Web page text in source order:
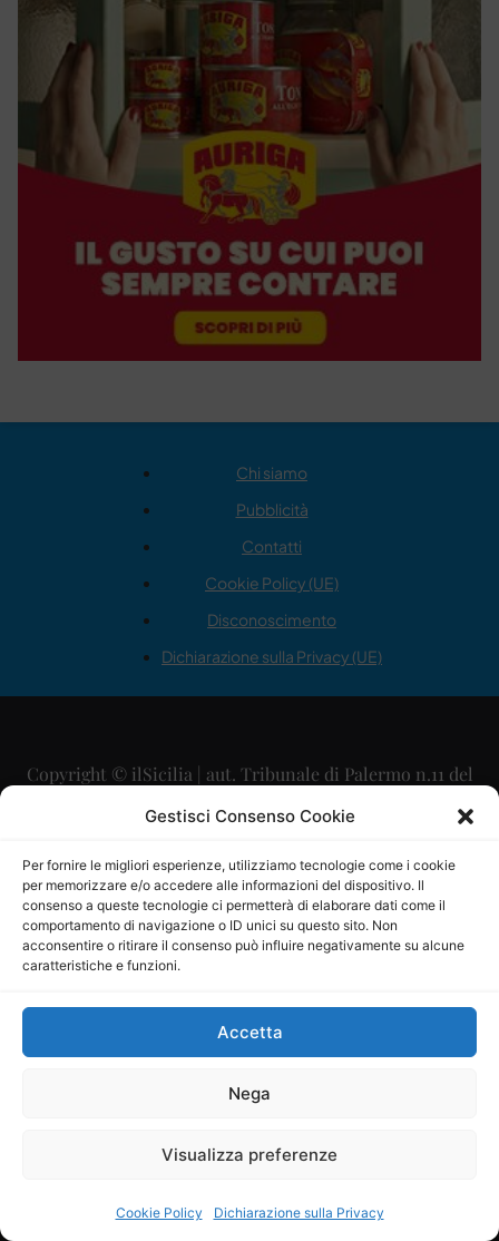
Gestisci Consenso Cookie
Per fornire le migliori esperienze, utilizziamo tecnologie come i cookie
per memorizzare e/o accedere alle informazioni del dispositivo. Il
consenso a queste tecnologie ci permetterà di elaborare dati come il
comportamento di navigazione o ID unici su questo sito. Non
acconsentire o ritirare il consenso può influire negativamente su alcune
caratteristiche e funzioni.
Accetta
Nega
Visualizza preferenze
Cookie Policy Dichiarazione sulla Privacy
Chi siamo
Pubblicità
Contatti
Cookie Policy (UE)
Disconoscimento
Dichiarazione sulla Privacy (UE)
Copyright © ilSicilia | aut. Tribunale di Palermo n.11 del
29/09/2015
Direttore Editoriale: Maurizio Scaglione
Direttore Responsabile: Maria Calabrese
P.IVA: 06334930820
Mercurio Comunicazione Società Cooperativa a r.l. è
iscritta al Registro degli Operatori di Comunicazione al
Sito gestito daLa Digitale srl–info@ladigitale.it